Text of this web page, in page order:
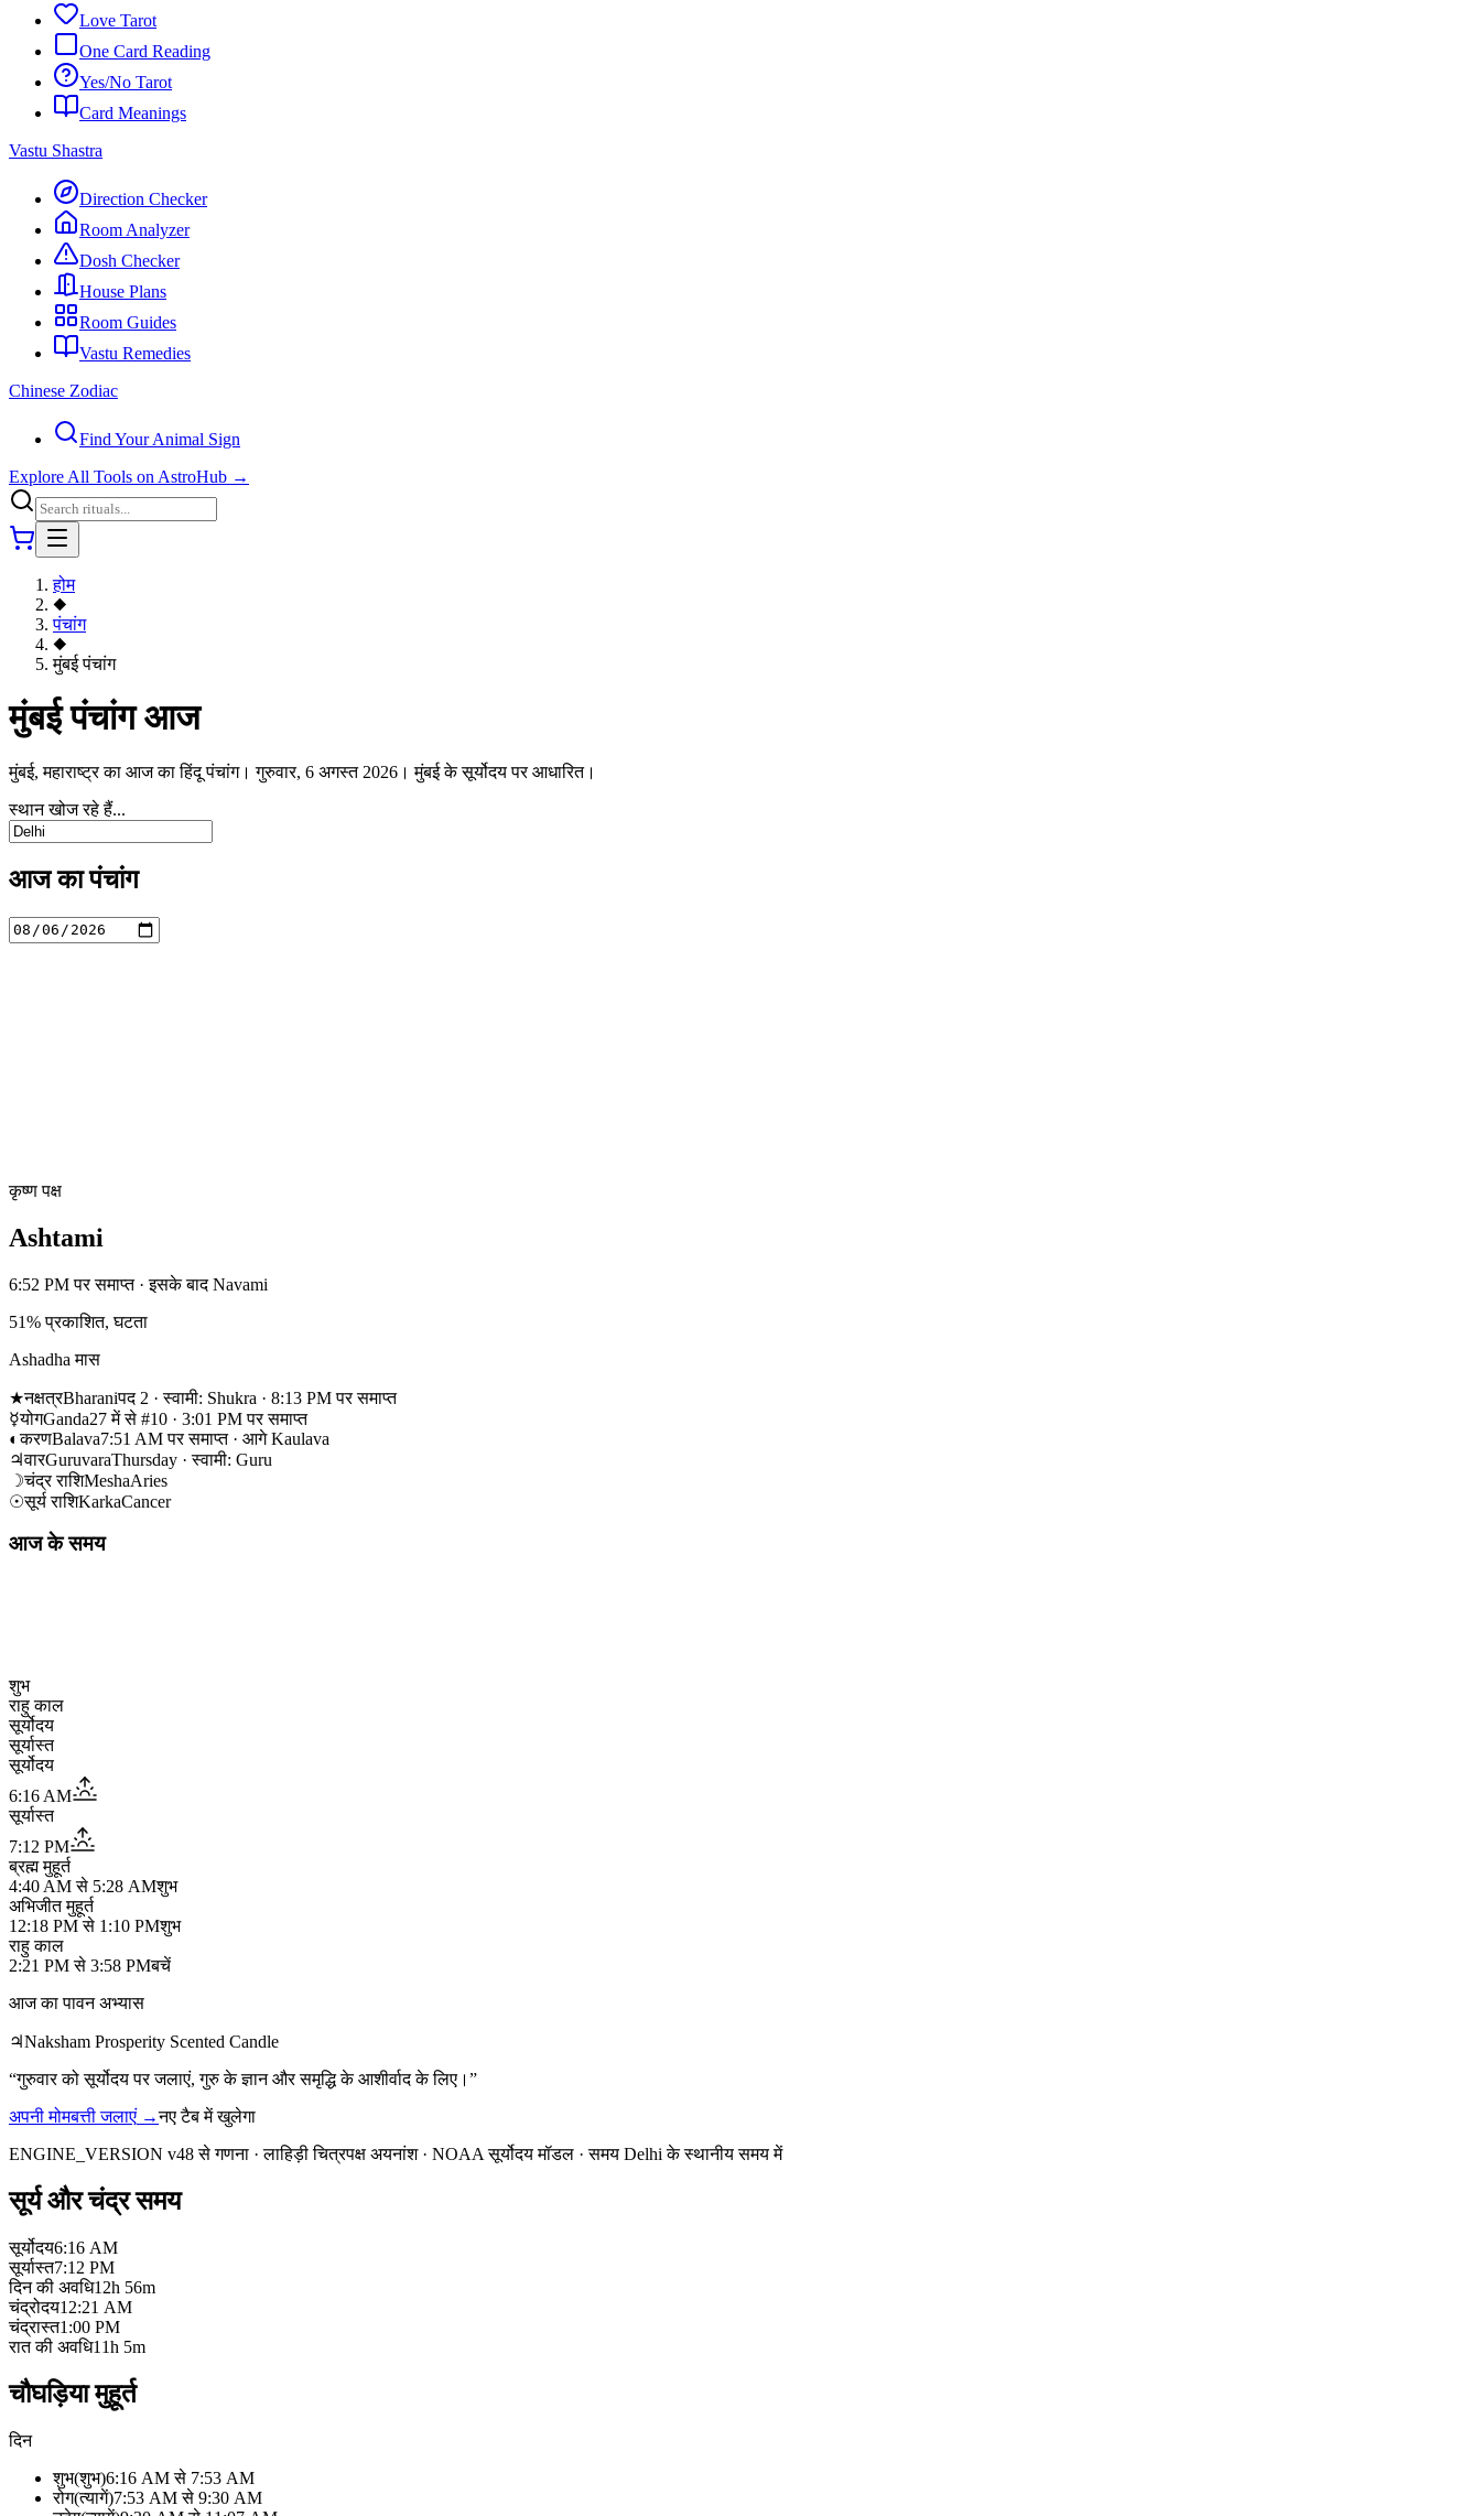
Love Tarot
One Card Reading
Yes/No Tarot
Card Meanings
Vastu Shastra
Direction Checker
Room Analyzer
Dosh Checker
House Plans
Room Guides
Vastu Remedies
Chinese Zodiac
Find Your Animal Sign
Explore All Tools on AstroHub →
होम
◆
पंचांग
◆
मुंबई पंचांग
मुंबई पंचांग आज
मुंबई, महाराष्ट्र का आज का हिंदू पंचांग। गुरुवार, 6 अगस्त 2026। मुंबई के सूर्योदय पर आधारित।
स्थान खोज रहे हैं...
आज का पंचांग
कृष्ण पक्ष
Ashtami
6:52 PM पर समाप्त · इसके बाद Navami
51% प्रकाशित, घटता
Ashadha मास
★नक्षत्रBharaniपद 2 · स्वामी: Shukra · 8:13 PM पर समाप्त
☿योगGanda27 में से #10 · 3:01 PM पर समाप्त
◐करणBalava7:51 AM पर समाप्त · आगे Kaulava
♃वारGuruvaraThursday · स्वामी: Guru
☽चंद्र राशिMeshaAries
☉सूर्य राशिKarkaCancer
आज के समय
शुभ
राहु काल
सूर्योदय
सूर्यास्त
सूर्योदय
6:16 AM
सूर्यास्त
7:12 PM
ब्रह्म मुहूर्त
4:40 AM से 5:28 AMशुभ
अभिजीत मुहूर्त
12:18 PM से 1:10 PMशुभ
राहु काल
2:21 PM से 3:58 PMबचें
आज का पावन अभ्यास
♃Naksham Prosperity Scented Candle
“गुरुवार को सूर्योदय पर जलाएं, गुरु के ज्ञान और समृद्धि के आशीर्वाद के लिए। ”
अपनी मोमबत्ती जलाएं →नए टैब में खुलेगा
ENGINE_VERSION v48 से गणना ·लाहिड़ी चित्रपक्ष अयनांश· NOAA सूर्योदय मॉडल ·समय Delhi के स्थानीय समय में
सूर्य और चंद्र समय
सूर्योदय6:16 AM
सूर्यास्त7:12 PM
दिन की अवधि12h 56m
चंद्रोदय12:21 AM
चंद्रास्त1:00 PM
रात की अवधि11h 5m
चौघड़िया मुहूर्त
दिन
शुभ(शुभ)6:16 AM से 7:53 AM
रोग(त्यागें)7:53 AM से 9:30 AM